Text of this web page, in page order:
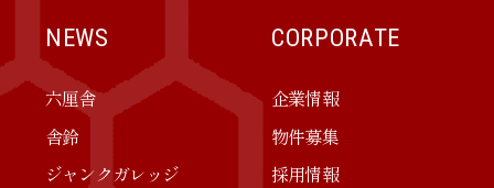
NEWS
六厘舎
舎鈴
ジャンクガレッジ
CORPORATE
企業情報
物件募集
採用情報